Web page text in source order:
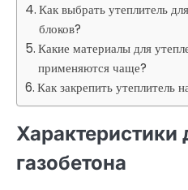
Как выбрать утеплитель
блоков?
Какие материалы для
применяются чаще?
Как закрепить утеплитель
Характеристики
газобетона